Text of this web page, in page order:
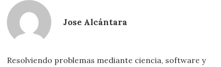
Jose Alcántara
Resolviendo problemas mediante ciencia, software y